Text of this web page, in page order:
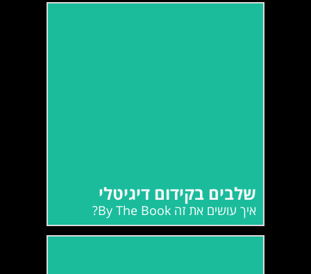
שלבים בקידום דיגיטלי
איך עושים את זה By The Book?
קרא עוד